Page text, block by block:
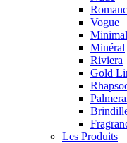
Vogue
Minimal
Minéral
Riviera
Gold
Les Produits